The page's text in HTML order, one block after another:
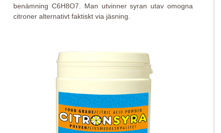
benämning C6H8O7. Man utvinner syran utav omogna
citroner alternativt faktiskt via jäsning.